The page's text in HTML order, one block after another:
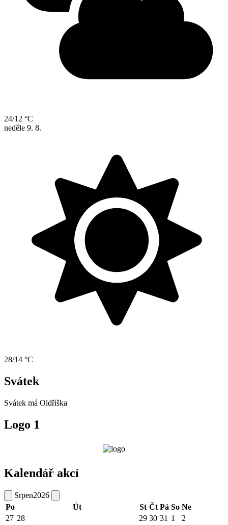
24/12 °C
neděle 9. 8.
28/14 °C
Svátek
Svátek má Oldřiška
Logo 1
Kalendář akcí
Srpen2026
Po
Út St Čt Pá So Ne
27 28 29 30 31 1
2